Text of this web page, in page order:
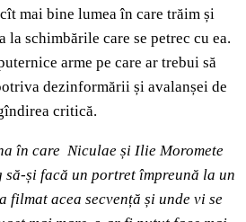
mai bine lumea în care trăim și
la schimbările care se petrec cu ea.
arme pe care ar trebui să
dezinformării și avalanșei de
critică.
în care Niculae și Ilie Moromete
și facă un portret împreună la un
filmat acea secvență și unde vi se